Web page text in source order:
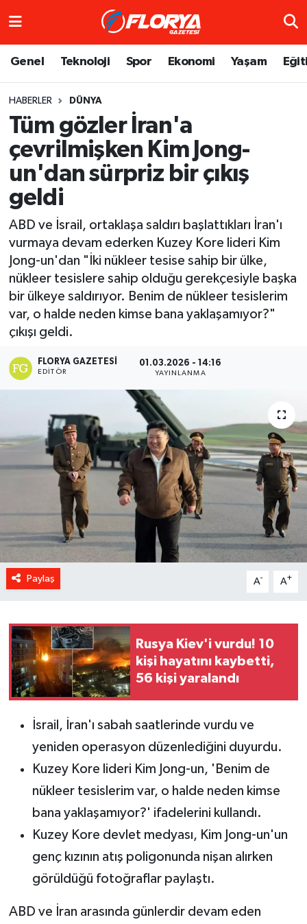
Genel Teknoloji Spor Ekonomi Yaşam
HABERLER DÜNYA
Tüm gözler İran'a
çevrilmişken Kim Jong-
un'dan sürpriz bir çıkış
geldi
ABD ve İsrail, ortaklaşa saldırı başlattıkları İran'ı
vurmaya devam ederken Kuzey Kore lideri Kim
Jong-un'dan "İki nükleer tesise sahip bir ülke,
nükleer tesislere sahip olduğu gerekçesiyle başka
bir ülkeye saldırıyor. Benim de nükleer tesislerim
var, o halde neden kimse bana yaklaşamıyor?"
çıkışı geldi.
FLORYA GAZETESI
EDITÖR
01.03.2026 - 14:16
YAYINLANMA
Paylaş A- A+
Rusya Kiev'i vurdu! 10
kişi hayatını kaybetti,
56 kişi yaralandı
İsrail, İran'ı sabah saatlerinde vurdu ve
yeniden operasyon düzenlediğini duyurdu.
Kuzey Kore lideri Kim Jong-un, 'Benim de
nükleer tesislerim var, o halde neden kimse
bana yaklaşamıyor?' ifadelerini kullandı.
Kuzey Kore devlet medyası, Kim Jong-un'un
genç kızının atış poligonunda nişan alırken
görüldüğü fotoğraflar paylaştı.
ABD ve İran arasında günlerdir devam eden
Trafik Durumu
Süper Lig Puan Durumu ve Fikstür
Tüm Manşetler
Son Dakika Haberleri
Haber Arşivi